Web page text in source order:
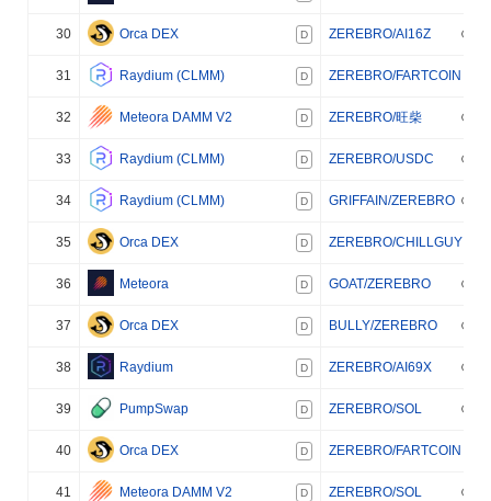
30 Orca DEX D ZEREBRO/AI16Z
31 Raydium (CLMM) D ZEREBRO/FARTCOIN
32 Meteora DAMM V2 D ZEREBRO/旺柴
33 Raydium (CLMM) D ZEREBRO/USDC
34 Raydium (CLMM) D GRIFFAIN/ZEREBRO
35 Orca DEX D ZEREBRO/CHILLGUY
36 Meteora D GOAT/ZEREBRO
37 Orca DEX D BULLY/ZEREBRO
38 Raydium D ZEREBRO/AI69X
39 PumpSwap D ZEREBRO/SOL
40 Orca DEX D ZEREBRO/FARTCOIN
41 Meteora DAMM V2 D ZEREBRO/SOL